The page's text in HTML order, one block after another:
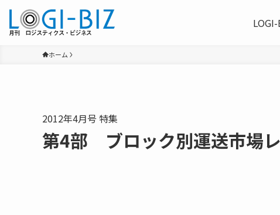
ホーム
2012年4月号 特集
第4部 ブロック別運送市場